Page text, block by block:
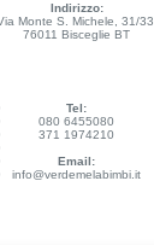
Indirizzo:
Monte S. Michele, 31/33,
76011 Bisceglie BT
Tel:
080 6455080
371 1974210
Email:
info@verdemelabimbi.it